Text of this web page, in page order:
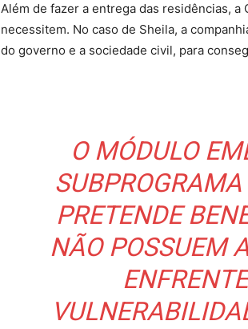
Além de fazer a entrega das residências, a
necessitem. No caso de Sheila, a
do governo e a sociedade civil, para
O MÓDULO
PRETENDE
NÃO POSSUEM